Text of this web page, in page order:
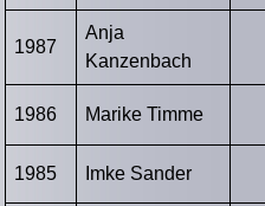
1987
Anja
Kanzenbach
1986 Marike Timme
1985 Imke Sander